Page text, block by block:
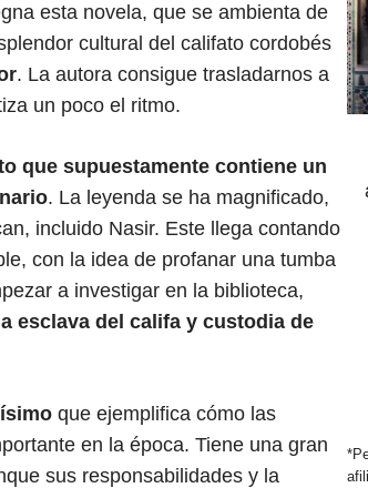
esta novela, que se ambienta de
cultural del califato cordobés
. La autora consigue trasladarnos a
un poco el ritmo.
que supuestamente contiene un
. La leyenda se ha magnificado,
incluido Nasir. Este llega contando
con la idea de profanar una tumba
a investigar en la biblioteca,
esclava del califa y custodia de
que ejemplifica cómo las
en la época. Tiene una gran
sus responsabilidades y la